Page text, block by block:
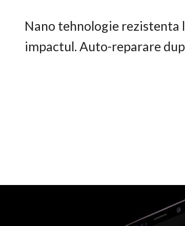
Nano tehnologie rezistenta
impactul. Auto-reparare